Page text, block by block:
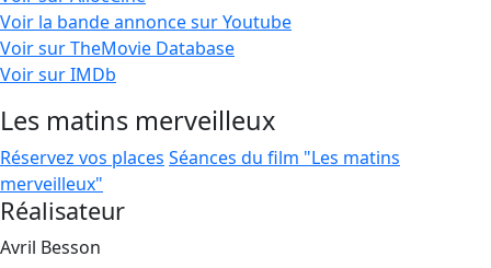
Voir la bande annonce sur Youtube
Voir sur TheMovie Database
Voir sur IMDb
Les matins merveilleux
Réservez vos places Séances du film "Les matins
merveilleux"
Réalisateur
Avril Besson